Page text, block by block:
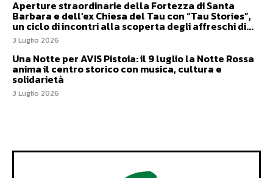
Aperture straordinarie della Fortezza di Santa
Barbara e dell’ex Chiesa del Tau con “Tau Stories”,
un ciclo di incontri alla scoperta degli affreschi di...
3 Luglio 2026
Una Notte per AVIS Pistoia: il 9 luglio la Notte Rossa
anima il centro storico con musica, cultura e
solidarietà
3 Luglio 2026